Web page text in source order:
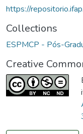
https://
Collections
ESPMCP - Pós-
Creative